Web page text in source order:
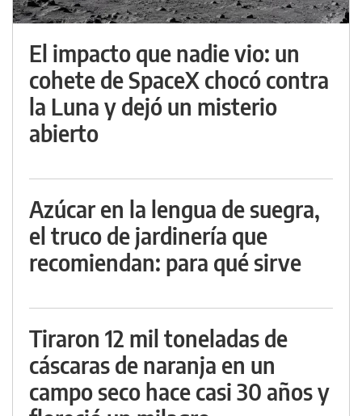
El impacto que nadie vio: un
cohete de SpaceX chocó contra
la Luna y dejó un misterio
abierto
Azúcar en la lengua de suegra,
el truco de jardinería que
recomiendan: para qué sirve
Tiraron 12 mil toneladas de
cáscaras de naranja en un
campo seco hace casi 30 años y